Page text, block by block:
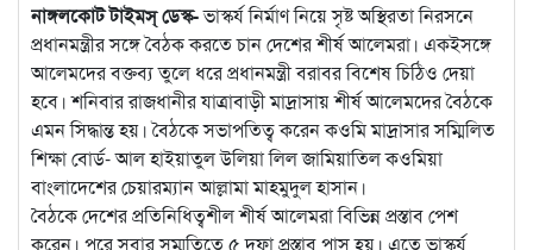
নাঙ্গলকোট টাইমস্ ডেস্ক-ভাস্কর্য নির্মাণ নিয়ে সৃষ্ট অস্থিরতা নিরসনে
প্রধানমন্ত্রীর সঙ্গে বৈঠক করতে চান দেশের শীর্ষ আলেমরা। একইসঙ্গে
আলেমদের বক্তব্য তুলে ধরে প্রধানমন্ত্রী বরাবর বিশেষ চিঠিও দেয়া
হবে। শনিবার রাজধানীর যাত্রাবাড়ী মাদ্রাসায় শীর্ষ আলেমদের বৈঠকে
এমন সিদ্ধান্ত হয়। বৈঠকে সভাপতিত্ব করেন কওমি মাদ্রাসার সম্মিলিত
শিক্ষা বোর্ড- আল হাইয়াতুল উলিয়া লিল জামিয়াতিল কওমিয়া
বাংলাদেশের চেয়ারম্যান আল্লামা মাহমুদুল হাসান।
বৈঠকে দেশের প্রতিনিধিত্বশীল শীর্ষ আলেমরা বিভিন্ন প্রস্তাব পেশ
করেন। পরে সবার সম্মতিতে ৫ দফা প্রস্তাব পাস হয়। এতে ভাস্কর্য